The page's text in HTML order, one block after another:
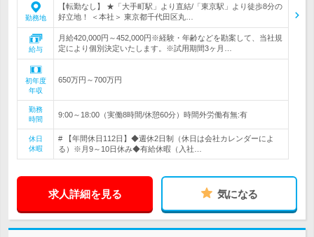
勤務地
【転勤なし】 ★「大手町駅」より直結/「東京駅」より徒歩8分の
好立地！ ＜本社＞ 東京都千代田区丸…
給与
月給420,000円～452,000円※経験・年齢などを勘案して、当社規
定により個別決定いたします。※試用期間3ヶ月…
初年度
年収
650万円～700万円
勤務
時間
9:00～18:00（実働8時間/休憩60分）時間外労働有無:有
休日
休暇
# 【年間休日112日】◆週休2日制（休日は会社カレンダーによ
る）※月9～10日休み◆有給休暇（入社…
求人詳細を見る 気になる